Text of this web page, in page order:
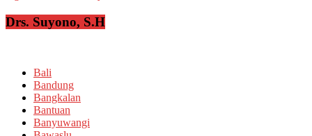
Drs. Suyono, S.H
Bali
Bandung
Bangkalan
Bantuan
Banyuwangi